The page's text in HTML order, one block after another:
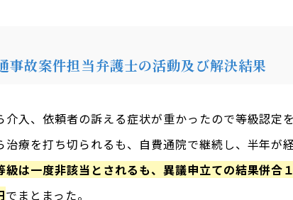
事故案件担当弁護士の活動及び解決結果
介入、依頼者の訴える症状が重かったので等級認定
治療を打ち切られるも、自費通院で継続し、半年が
級は一度非該当とされるも、異議申立ての結果併合
でまとまった。